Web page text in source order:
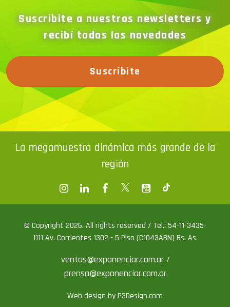
Suscribite a nuestros newsletters y
recibí todas las novedades
Suscribite
La megamuestra dinámica más grande de la
región
© Copyright 2026. All rights reserved / Tel.: 54-11-3435-
1111 Av. Corrientes 1302 - 5 Piso (C1043ABN) Bs. As.
ventas@exponenciar.com.ar /
prensa@exponenciar.com.ar
Web design by P3Design.com